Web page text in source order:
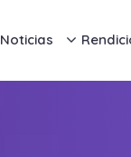
Noticias